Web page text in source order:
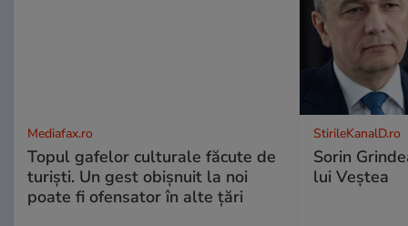
Mediafax.ro
Topul gafelor culturale făcute de
turiști. Un gest obișnuit la noi
poate fi ofensator în alte țări
StirileKanalD.ro
Sorin
lui Veștea